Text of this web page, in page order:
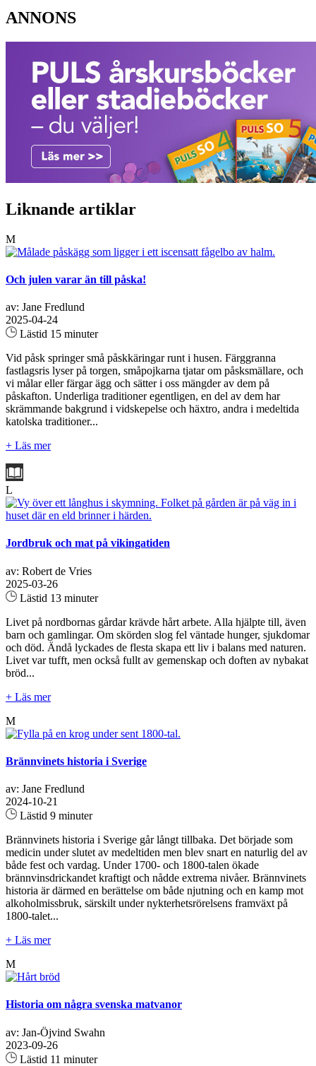
ANNONS
Liknande artiklar
M
Och julen varar än till påska!
av: Jane Fredlund
2025-04-24
Lästid 15 minuter
Vid påsk springer små påskkäringar runt i husen. Färggranna
fastlagsris lyser på torgen, småpojkarna tjatar om påsksmällare, och
vi målar eller färgar ägg och sätter i oss mängder av dem på
påskafton. Underliga traditioner egentligen, en del av dem har
skrämmande bakgrund i vidskepelse och häxtro, andra i medeltida
katolska traditioner...
+ Läs mer
L
Jordbruk och mat på vikingatiden
av: Robert de Vries
2025-03-26
Lästid 13 minuter
Livet på nordbornas gårdar krävde hårt arbete. Alla hjälpte till, även
barn och gamlingar. Om skörden slog fel väntade hunger, sjukdomar
och död. Ändå lyckades de flesta skapa ett liv i balans med naturen.
Livet var tufft, men också fullt av gemenskap och doften av nybakat
bröd...
+ Läs mer
M
Brännvinets historia i Sverige
av: Jane Fredlund
2024-10-21
Lästid 9 minuter
Brännvinets historia i Sverige går långt tillbaka. Det började som
medicin under slutet av medeltiden men blev snart en naturlig del av
både fest och vardag. Under 1700- och 1800-talen ökade
brännvinsdrickandet kraftigt och nådde extrema nivåer. Brännvinets
historia är därmed en berättelse om både njutning och en kamp mot
alkoholmissbruk, särskilt under nykterhetsrörelsens framväxt på
1800-talet...
+ Läs mer
M
Historia om några svenska matvanor
av: Jan-Öjvind Swahn
2023-09-26
Lästid 11 minuter